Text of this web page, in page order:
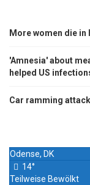
More women die
'Amnesia' about
helped US
Car ramming
Odense, DK
14°
Teilweise Bewölkt